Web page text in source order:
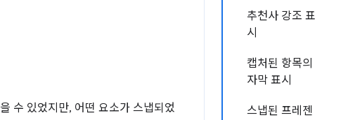
추천사 강조 표
시
캡처된 항목의
자막 표시
스냅된 프레젠
수 있었지만, 어떤 요소가 스냅되었